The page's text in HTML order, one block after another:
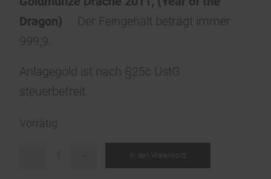
Dragon) Der Feingehalt beträgt immer
999,9.
Anlagegold ist nach §25c UstG
steuerbefreit.
Vorrätig
In den Warenkorb